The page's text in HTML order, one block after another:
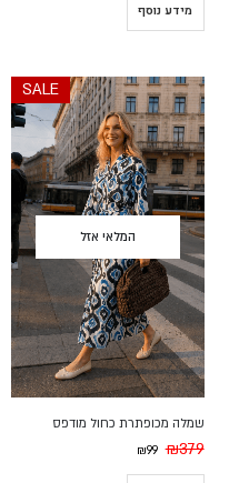
מידע נוסף
המלאי אזל
SALE
שמלה מכופתרת כחול מודפס
₪379
₪99